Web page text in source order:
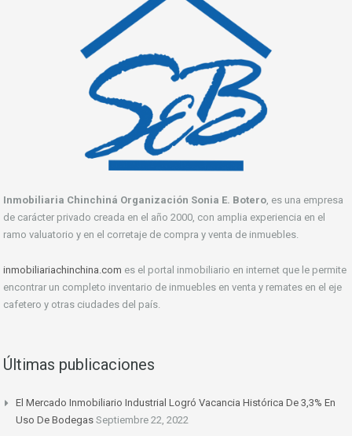
Inmobiliaria Chinchiná Organización Sonia E. Botero , es una empresa
de carácter privado creada en el año 2000, con amplia experiencia en el
ramo valuatorio y en el corretaje de compra y venta de inmuebles.
inmobiliariachinchina.com es el portal inmobiliario en internet que le permite
encontrar un completo inventario de inmuebles en venta y remates en el eje
cafetero y otras ciudades del país.
Últimas publicaciones
El Mercado Inmobiliario Industrial Logró Vacancia Histórica De 3,3% En
Uso De Bodegas Septiembre 22, 2022